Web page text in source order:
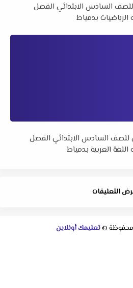
السادس الابتدائي الفصل
للصف السادس الابتدائي الفصل
التعليقات
محفوظة ©تعليمك أونلاين